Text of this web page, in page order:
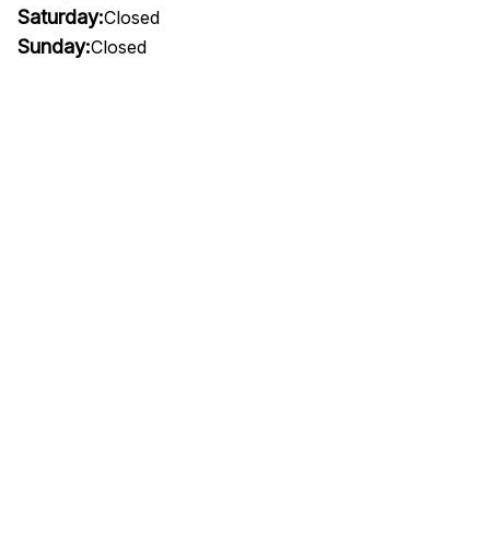
Saturday:Closed
Sunday:Closed